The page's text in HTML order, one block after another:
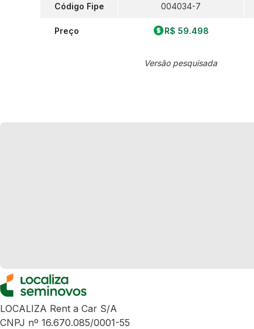
Código Fipe
Preço
004034-7
R$ 59.498
Versão pesquisada
LOCALIZA Rent a Car S/A
CNPJ nº 16.670.085/0001-55